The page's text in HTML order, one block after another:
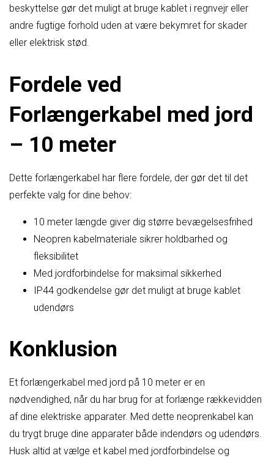
beskyttelse gør det muligt at bruge kablet i regnvejr eller
andre fugtige forhold uden at være bekymret for skader
eller elektrisk stød.
Fordele ved
Forlængerkabel med jord
– 10 meter
Dette forlængerkabel har flere fordele, der gør det til det
perfekte valg for dine behov:
10 meter længde giver dig større bevægelsesfrihed
Neopren kabelmateriale sikrer holdbarhed og
fleksibilitet
Med jordforbindelse for maksimal sikkerhed
IP44 godkendelse gør det muligt at bruge kablet
udendørs
Konklusion
Et forlængerkabel med jord på 10 meter er en
nødvendighed, når du har brug for at forlænge rækkevidden
af dine elektriske apparater. Med dette neoprenkabel kan
du trygt bruge dine apparater både indendørs og udendørs.
Husk altid at vælge et kabel med jordforbindelse og